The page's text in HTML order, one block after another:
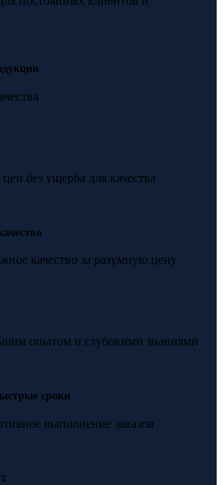
без ущерба для качества
качество за разумную цену
опытом и глубокими знаниями
сроки
выполнение заказов